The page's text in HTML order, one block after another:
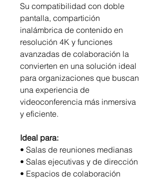
Su compatibilidad con doble
pantalla, compartición
inalámbrica de contenido en
resolución 4K y funciones
avanzadas de colaboración la
convierten en una solución ideal
para organizaciones que buscan
una experiencia de
videoconferencia más inmersiva
y eficiente.
Ideal para:
• Salas de reuniones medianas
• Salas ejecutivas y de dirección
• Espacios de colaboración